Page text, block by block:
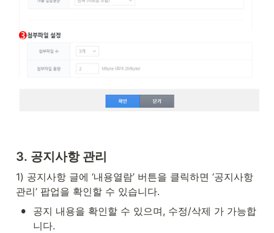
3. 공지사항 관리
1) 공지사항 글에 ‘내용열람’ 버튼을 클릭하면 ‘공지사항
관리’ 팝업을 확인할 수 있습니다.
•
공지 내용을 확인할 수 있으며, 수정/삭제 가 가능합
니다.